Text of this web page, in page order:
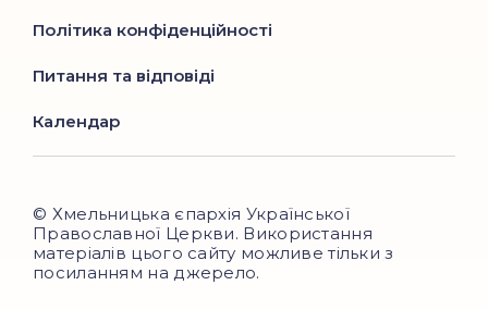
Політика конфіденційності
Питання та відповіді
Календар
© Хмельницька єпархія Української
Православної Церкви. Використання
матеріалів цього сайту можливе тільки з
посиланням на джерело.